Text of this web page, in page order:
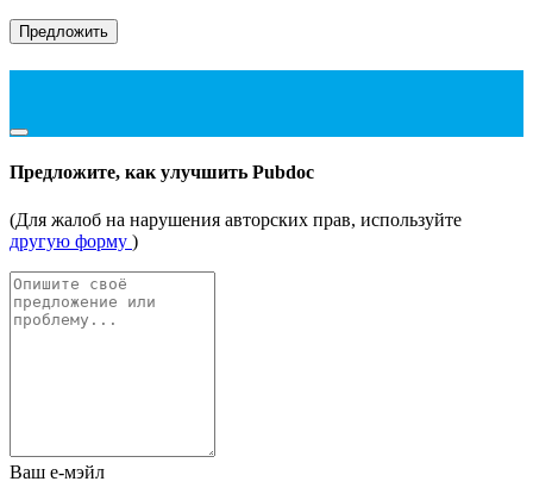
Предложить
Предложите, как улучшить Pubdoc
(Для жалоб на нарушения авторских прав, используйте
другую форму )
Ваш е-мэйл